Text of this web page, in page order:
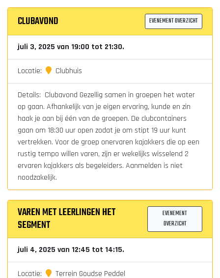
CLUBAVOND EVENEMENT OVERZICHT
juli 3, 2025 van 19:00 tot 21:30.
Locatie: Clubhuis
Details: Clubavond Gezellig samen in groepen het water
op gaan. Afhankelijk van je eigen ervaring, kunde en zin
haak je aan bij één van de groepen. De clubcontainers
gaan om 18:30 uur open zodat je om stipt 19 uur kunt
vertrekken. Voor de groep onervaren kajakkers die op een
rustig tempo willen varen, zijn er wekelijks wisselend 2
ervaren kajakkers als begeleiders. Aanmelden is niet
noodzakelijk.
VAREN MET LEERLINGEN HET
SEGMENT
EVENEMENT
OVERZICHT
juli 4, 2025 van 12:45 tot 14:15.
Locatie: Terrein Goudse Peddel